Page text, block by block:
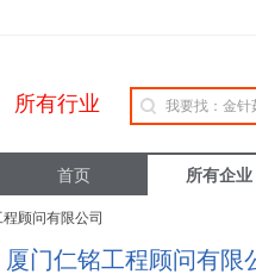
所有行业
首页 所有企业
顾问有限公司
厦门仁铭工程顾问有限